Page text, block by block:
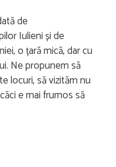
de
Iulieni și de
o țară mică, dar cu
Ne propunem să
locuri, să vizităm nu
e mai frumos să